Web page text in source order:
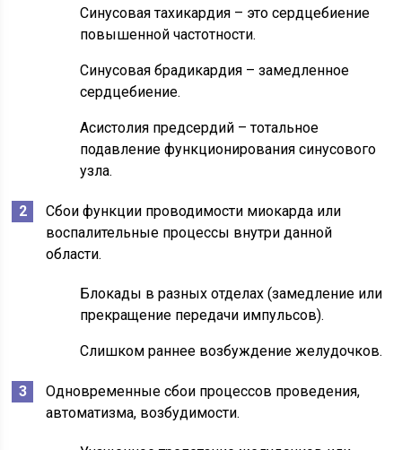
Синусовая тахикардия – это сердцебиение
повышенной частотности.
Синусовая брадикардия – замедленное
сердцебиение.
Асистолия предсердий – тотальное
подавление функционирования синусового
узла.
Сбои функции проводимости миокарда или
воспалительные процессы внутри данной
области.
Блокады в разных отделах (замедление или
прекращение передачи импульсов).
Слишком раннее возбуждение желудочков.
Одновременные сбои процессов проведения,
автоматизма, возбудимости.